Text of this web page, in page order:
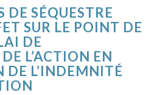
DE SÉQUESTRE
SUR LE POINT DE
DE
L’ACTION EN
DE L’INDEMNITÉ